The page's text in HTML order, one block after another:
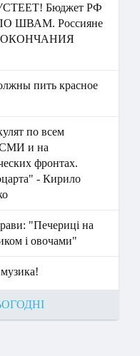
Бюджет РФ
ШВАМ. Россияне
пить красное
по всем
СМИ и на
фронтах.
- Кирило
"Печериці на
і овочами"